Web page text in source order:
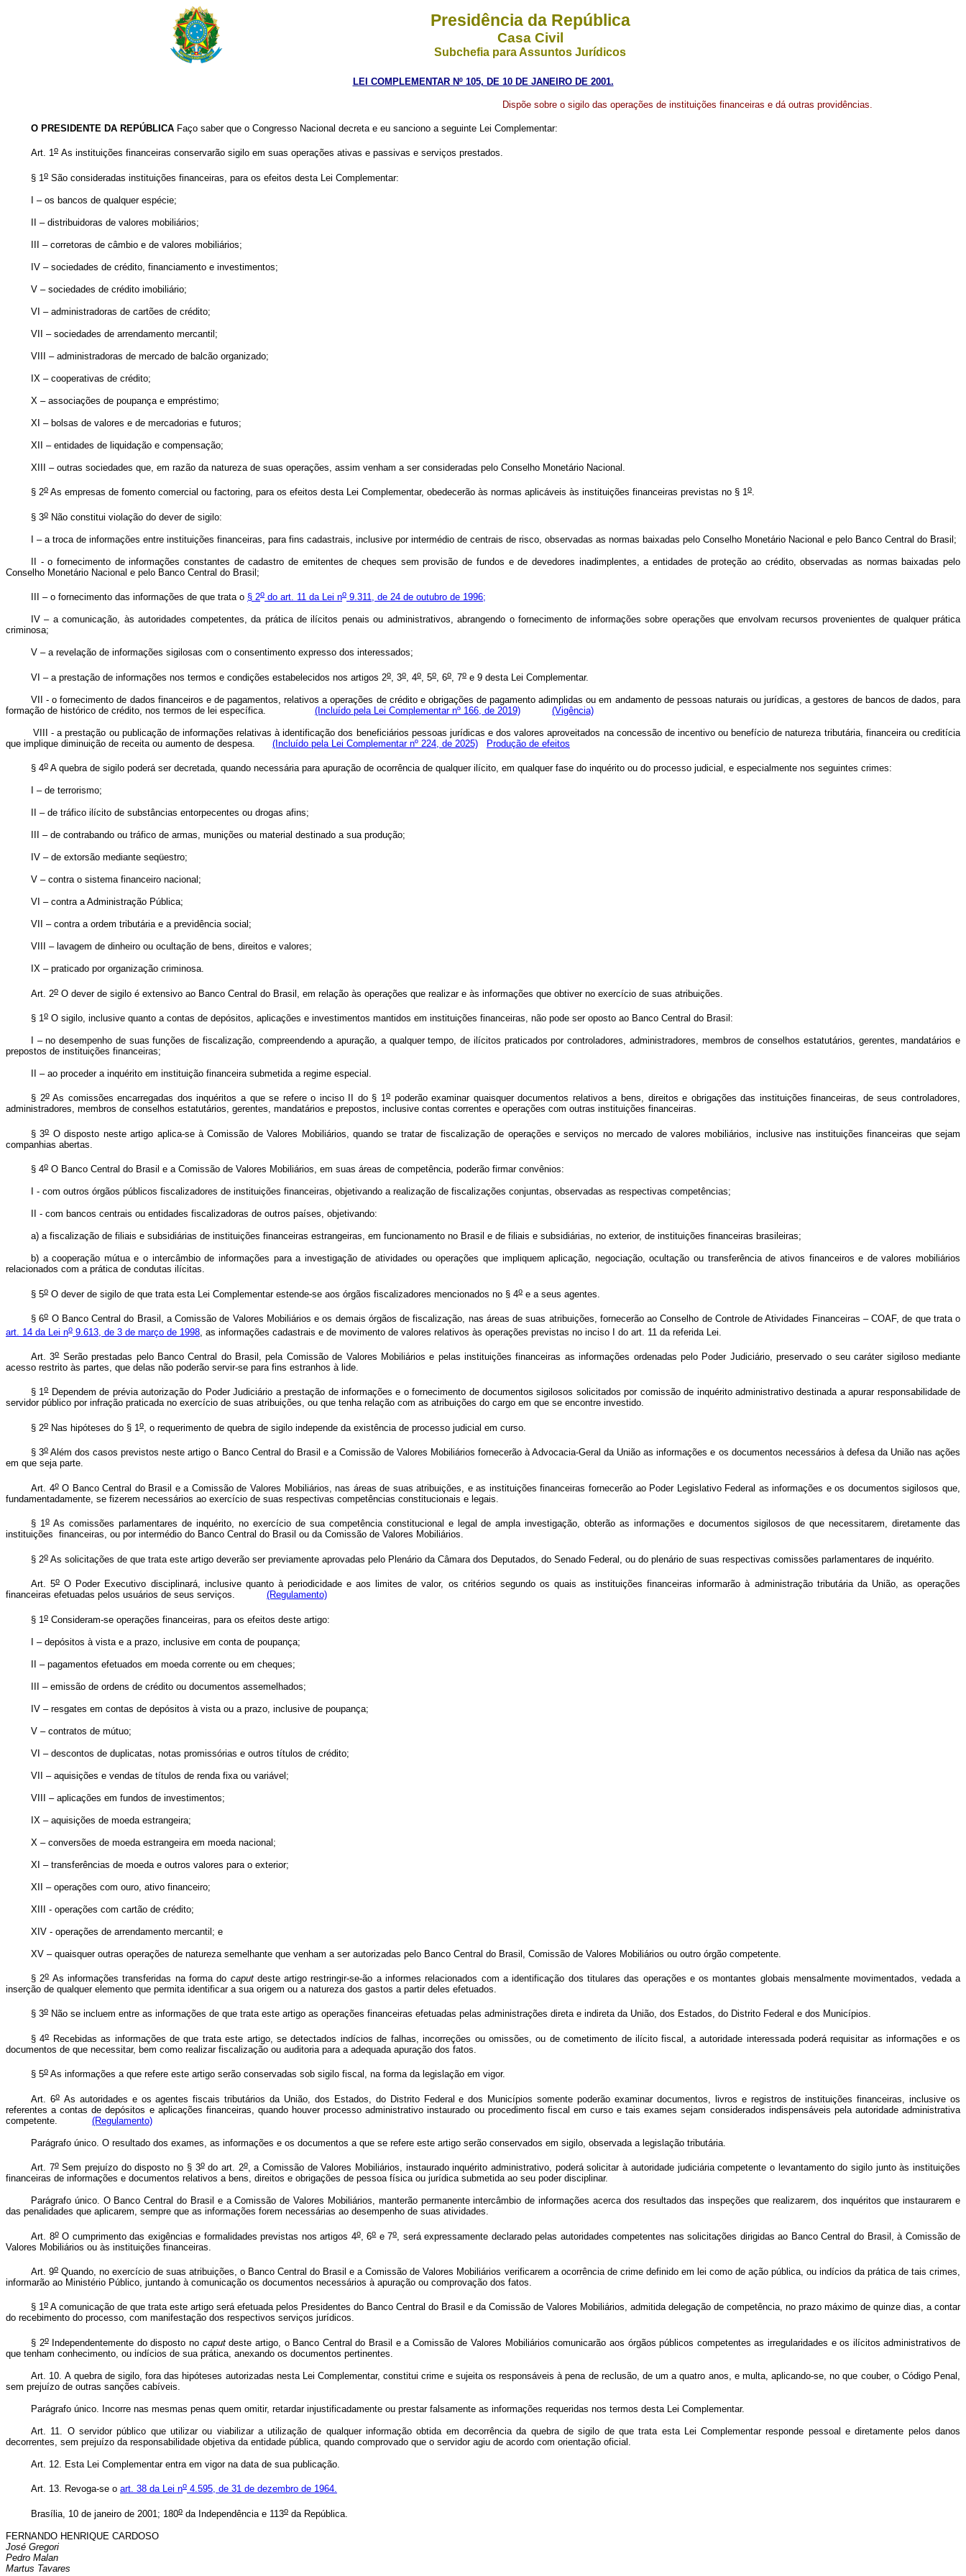
Presidência da República
Casa Civil
Subchefia para Assuntos Jurídicos
LEI COMPLEMENTAR Nº 105, DE 10 DE JANEIRO DE 2001.
Dispõe sobre o sigilo das operações de instituições financeiras e dá outras providências.
O PRESIDENTE DA REPÚBLICA Faço saber que o Congresso Nacional decreta e eu sanciono a seguinte Lei Complementar:
Art. 1o As instituições financeiras conservarão sigilo em suas operações ativas e passivas e serviços prestados.
§ 1 o São consideradas instituições financeiras, para os efeitos desta Lei Complementar:
I – os bancos de qualquer espécie;
II – distribuidoras de valores mobiliários;
III – corretoras de câmbio e de valores mobiliários;
IV – sociedades de crédito, financiamento e investimentos;
V – sociedades de crédito imobiliário;
VI – administradoras de cartões de crédito;
VII – sociedades de arrendamento mercantil;
VIII – administradoras de mercado de balcão organizado;
IX – cooperativas de crédito;
X – associações de poupança e empréstimo;
XI – bolsas de valores e de mercadorias e futuros;
XII – entidades de liquidação e compensação;
XIII – outras sociedades que, em razão da natureza de suas operações, assim venham a ser consideradas pelo Conselho Monetário Nacional.
§ 2o As empresas de fomento comercial ou factoring, para os efeitos desta Lei Complementar, obedecerão às normas aplicáveis às instituições financeiras previstas no § 1o.
§ 3o Não constitui violação do dever de sigilo:
I – a troca de informações entre instituições financeiras, para fins cadastrais, inclusive por intermédio de centrais de risco, observadas as normas baixadas pelo Conselho Monetário Nacional e pelo Banco Central do Brasil;
II - o fornecimento de informações constantes de cadastro de emitentes de cheques sem provisão de fundos e de devedores inadimplentes, a entidades de proteção ao crédito, observadas as normas baixadas pelo
Conselho Monetário Nacional e pelo Banco Central do Brasil;
III – o fornecimento das informações de que trata o § 2o do art. 11 da Lei no 9.311, de 24 de outubro de 1996;
IV – a comunicação, às autoridades competentes, da prática de ilícitos penais ou administrativos, abrangendo o fornecimento de informações sobre operações que envolvam recursos provenientes de qualquer prática
criminosa;
V – a revelação de informações sigilosas com o consentimento expresso dos interessados;
VI – a prestação de informações nos termos e condições estabelecidos nos artigos 2o , 3o , 4o , 5o , 6o , 7o e 9 desta Lei Complementar.
VII - o fornecimento de dados financeiros e de pagamentos, relativos a operações de crédito e obrigações de pagamento adimplidas ou em andamento de pessoas naturais ou jurídicas, a gestores de bancos de dados, para
formação de histórico de crédito, nos termos de lei específica. (Incluído pela Lei Complementar nº 166, de 2019) (Vigência)
VIII - a prestação ou publicação de informações relativas à identificação dos beneficiários pessoas jurídicas e dos valores aproveitados na concessão de incentivo ou benefício de natureza tributária, financeira ou creditícia
que implique diminuição de receita ou aumento de despesa. (Incluído pela Lei Complementar nº 224, de 2025) Produção de efeitos
§ 4o A quebra de sigilo poderá ser decretada, quando necessária para apuração de ocorrência de qualquer ilícito, em qualquer fase do inquérito ou do processo judicial, e especialmente nos seguintes crimes:
I – de terrorismo;
II – de tráfico ilícito de substâncias entorpecentes ou drogas afins;
III – de contrabando ou tráfico de armas, munições ou material destinado a sua produção;
IV – de extorsão mediante seqüestro;
V – contra o sistema financeiro nacional;
VI – contra a Administração Pública;
VII – contra a ordem tributária e a previdência social;
VIII – lavagem de dinheiro ou ocultação de bens, direitos e valores;
IX – praticado por organização criminosa.
Art. 2o O dever de sigilo é extensivo ao Banco Central do Brasil, em relação às operações que realizar e às informações que obtiver no exercício de suas atribuições.
§ 1 o O sigilo, inclusive quanto a contas de depósitos, aplicações e investimentos mantidos em instituições financeiras, não pode ser oposto ao Banco Central do Brasil:
I – no desempenho de suas funções de fiscalização, compreendendo a apuração, a qualquer tempo, de ilícitos praticados por controladores, administradores, membros de conselhos estatutários, gerentes, mandatários e
prepostos de instituições financeiras;
II – ao proceder a inquérito em instituição financeira submetida a regime especial.
§ 2oAs comissões encarregadas dos inquéritos a que se refere o inciso II do § 1o poderão examinar quaisquer documentos relativos a bens, direitos e obrigações das instituições financeiras, de seus controladores,
administradores, membros de conselhos estatutários, gerentes, mandatários e prepostos, inclusive contas correntes e operações com outras instituições financeiras.
§ 3oO disposto neste artigo aplica-se à Comissão de Valores Mobiliários, quando se tratar de fiscalização de operações e serviços no mercado de valores mobiliários, inclusive nas instituições financeiras que sejam
companhias abertas.
§ 4o O Banco Central do Brasil e a Comissão de Valores Mobiliários, em suas áreas de competência, poderão firmar convênios:
I - com outros órgãos públicos fiscalizadores de instituições financeiras, objetivando a realização de fiscalizações conjuntas, observadas as respectivas competências;
II - com bancos centrais ou entidades fiscalizadoras de outros países, objetivando:
a) a fiscalização de filiais e subsidiárias de instituições financeiras estrangeiras, em funcionamento no Brasil e de filiais e subsidiárias, no exterior, de instituições financeiras brasileiras;
b) a cooperação mútua e o intercâmbio de informações para a investigação de atividades ou operações que impliquem aplicação, negociação, ocultação ou transferência de ativos financeiros e de valores mobiliários
relacionados com a prática de condutas ilícitas.
§ 5o O dever de sigilo de que trata esta Lei Complementar estende-se aos órgãos fiscalizadores mencionados no § 4o e a seus agentes.
§ 6oO Banco Central do Brasil, a Comissão de Valores Mobiliários e os demais órgãos de fiscalização, nas áreas de suas atribuições, fornecerão ao Conselho de Controle de Atividades Financeiras – COAF, de que trata o
art. 14 da Lei no 9.613, de 3 de março de 1998 , as informações cadastrais e de movimento de valores relativos às operações previstas no inciso I do art. 11 da referida Lei.
Art. 3o Serão prestadas pelo Banco Central do Brasil, pela Comissão de Valores Mobiliários e pelas instituições financeiras as informações ordenadas pelo Poder Judiciário, preservado o seu caráter sigiloso mediante
acesso restrito às partes, que delas não poderão servir-se para fins estranhos à lide.
§ 1oDependem de prévia autorização do Poder Judiciário a prestação de informações e o fornecimento de documentos sigilosos solicitados por comissão de inquérito administrativo destinada a apurar responsabilidade de
servidor público por infração praticada no exercício de suas atribuições, ou que tenha relação com as atribuições do cargo em que se encontre investido.
§ 2o Nas hipóteses do § 1 o , o requerimento de quebra de sigilo independe da existência de processo judicial em curso.
§ 3o Além dos casos previstos neste artigo o Banco Central do Brasil e a Comissão de Valores Mobiliários fornecerão à Advocacia-Geral da União as informações e os documentos necessários à defesa da União nas ações
em que seja parte.
Art. 4o O Banco Central do Brasil e a Comissão de Valores Mobiliários, nas áreas de suas atribuições, e as instituições financeiras fornecerão ao Poder Legislativo Federal as informações e os documentos sigilosos que,
fundamentadamente, se fizerem necessários ao exercício de suas respectivas competências constitucionais e legais.
§ 1oAs comissões parlamentares de inquérito, no exercício de sua competência constitucional e legal de ampla investigação, obterão as informações e documentos sigilosos de que necessitarem, diretamente das
instituições financeiras, ou por intermédio do Banco Central do Brasil ou da Comissão de Valores Mobiliários.
§ 2o As solicitações de que trata este artigo deverão ser previamente aprovadas pelo Plenário da Câmara dos Deputados, do Senado Federal, ou do plenário de suas respectivas comissões parlamentares de inquérito.
Art. 5o O Poder Executivo disciplinará, inclusive quanto à periodicidade e aos limites de valor, os critérios segundo os quais as instituições financeiras informarão à administração tributária da União, as operações
financeiras efetuadas pelos usuários de seus serviços. (Regulamento)
§ 1o Consideram-se operações financeiras, para os efeitos deste artigo:
I – depósitos à vista e a prazo, inclusive em conta de poupança;
II – pagamentos efetuados em moeda corrente ou em cheques;
III – emissão de ordens de crédito ou documentos assemelhados;
IV – resgates em contas de depósitos à vista ou a prazo, inclusive de poupança;
V – contratos de mútuo;
VI – descontos de duplicatas, notas promissórias e outros títulos de crédito;
VII – aquisições e vendas de títulos de renda fixa ou variável;
VIII – aplicações em fundos de investimentos;
IX – aquisições de moeda estrangeira;
X – conversões de moeda estrangeira em moeda nacional;
XI – transferências de moeda e outros valores para o exterior;
XII – operações com ouro, ativo financeiro;
XIII - operações com cartão de crédito;
XIV - operações de arrendamento mercantil; e
XV – quaisquer outras operações de natureza semelhante que venham a ser autorizadas pelo Banco Central do Brasil, Comissão de Valores Mobiliários ou outro órgão competente.
§ 2oAs informações transferidas na forma do caputdeste artigo restringir-se-ão a informes relacionados com a identificação dos titulares das operações e os montantes globais mensalmente movimentados, vedada a
inserção de qualquer elemento que permita identificar a sua origem ou a natureza dos gastos a partir deles efetuados.
§ 3o Não se incluem entre as informações de que trata este artigo as operações financeiras efetuadas pelas administrações direta e indireta da União, dos Estados, do Distrito Federal e dos Municípios.
§ 4oRecebidas as informações de que trata este artigo, se detectados indícios de falhas, incorreções ou omissões, ou de cometimento de ilícito fiscal, a autoridade interessada poderá requisitar as informações e os
documentos de que necessitar, bem como realizar fiscalização ou auditoria para a adequada apuração dos fatos.
§ 5o As informações a que refere este artigo serão conservadas sob sigilo fiscal, na forma da legislação em vigor.
Art. 6o As autoridades e os agentes fiscais tributários da União, dos Estados, do Distrito Federal e dos Municípios somente poderão examinar documentos, livros e registros de instituições financeiras, inclusive os
referentes a contas de depósitos e aplicações financeiras, quando houver processo administrativo instaurado ou procedimento fiscal em curso e tais exames sejam considerados indispensáveis pela autoridade administrativa
competente. (Regulamento)
Parágrafo único. O resultado dos exames, as informações e os documentos a que se refere este artigo serão conservados em sigilo, observada a legislação tributária.
Art. 7o Sem prejuízo do disposto no § 3odo art. 2o, a Comissão de Valores Mobiliários, instaurado inquérito administrativo, poderá solicitar à autoridade judiciária competente o levantamento do sigilo junto às instituições
financeiras de informações e documentos relativos a bens, direitos e obrigações de pessoa física ou jurídica submetida ao seu poder disciplinar.
Parágrafo único. O Banco Central do Brasil e a Comissão de Valores Mobiliários, manterão permanente intercâmbio de informações acerca dos resultados das inspeções que realizarem, dos inquéritos que instaurarem e
das penalidades que aplicarem, sempre que as informações forem necessárias ao desempenho de suas atividades.
Art. 8o O cumprimento das exigências e formalidades previstas nos artigos 4o, 6oe 7o, será expressamente declarado pelas autoridades competentes nas solicitações dirigidas ao Banco Central do Brasil, à Comissão de
Valores Mobiliários ou às instituições financeiras.
Art. 9o Quando, no exercício de suas atribuições, o Banco Central do Brasil e a Comissão de Valores Mobiliários verificarem a ocorrência de crime definido em lei como de ação pública, ou indícios da prática de tais crimes,
informarão ao Ministério Público, juntando à comunicação os documentos necessários à apuração ou comprovação dos fatos.
§ 1o A comunicação de que trata este artigo será efetuada pelos Presidentes do Banco Central do Brasil e da Comissão de Valores Mobiliários, admitida delegação de competência, no prazo máximo de quinze dias, a contar
do recebimento do processo, com manifestação dos respectivos serviços jurídicos.
§ 2oIndependentemente do disposto no caputdeste artigo, o Banco Central do Brasil e a Comissão de Valores Mobiliários comunicarão aos órgãos públicos competentes as irregularidades e os ilícitos administrativos de
que tenham conhecimento, ou indícios de sua prática, anexando os documentos pertinentes.
Art. 10. A quebra de sigilo, fora das hipóteses autorizadas nesta Lei Complementar, constitui crime e sujeita os responsáveis à pena de reclusão, de um a quatro anos, e multa, aplicando-se, no que couber, o Código Penal,
sem prejuízo de outras sanções cabíveis.
Parágrafo único. Incorre nas mesmas penas quem omitir, retardar injustificadamente ou prestar falsamente as informações requeridas nos termos desta Lei Complementar.
Art. 11.
O servidor público que utilizar ou viabilizar a utilização de qualquer informação obtida em decorrência da quebra de sigilo de que trata esta Lei Complementar responde pessoal e diretamente pelos danos
decorrentes, sem prejuízo da responsabilidade objetiva da entidade pública, quando comprovado que o servidor agiu de acordo com orientação oficial.
Art. 12. Esta Lei Complementar entra em vigor na data de sua publicação.
Art. 13. Revoga-se o art. 38 da Lei no 4.595, de 31 de dezembro de 1964.
Brasília, 10 de janeiro de 2001; 180o da Independência e 113o da República.
FERNANDO HENRIQUE CARDOSO
José Gregori
Pedro Malan
Martus Tavares